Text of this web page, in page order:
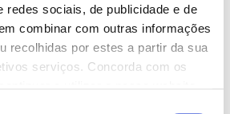
redes sociais, de publicidade e de
combinar com outras informações
recolhidas por estes a partir da sua
serviços. Concorda com os